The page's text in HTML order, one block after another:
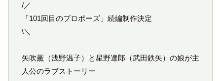
/／
「101回目のプロポーズ」続編制作決定
\＼
矢吹薫（浅野温子）と星野達郎（武田鉄矢）の娘が主
人公のラブストーリー